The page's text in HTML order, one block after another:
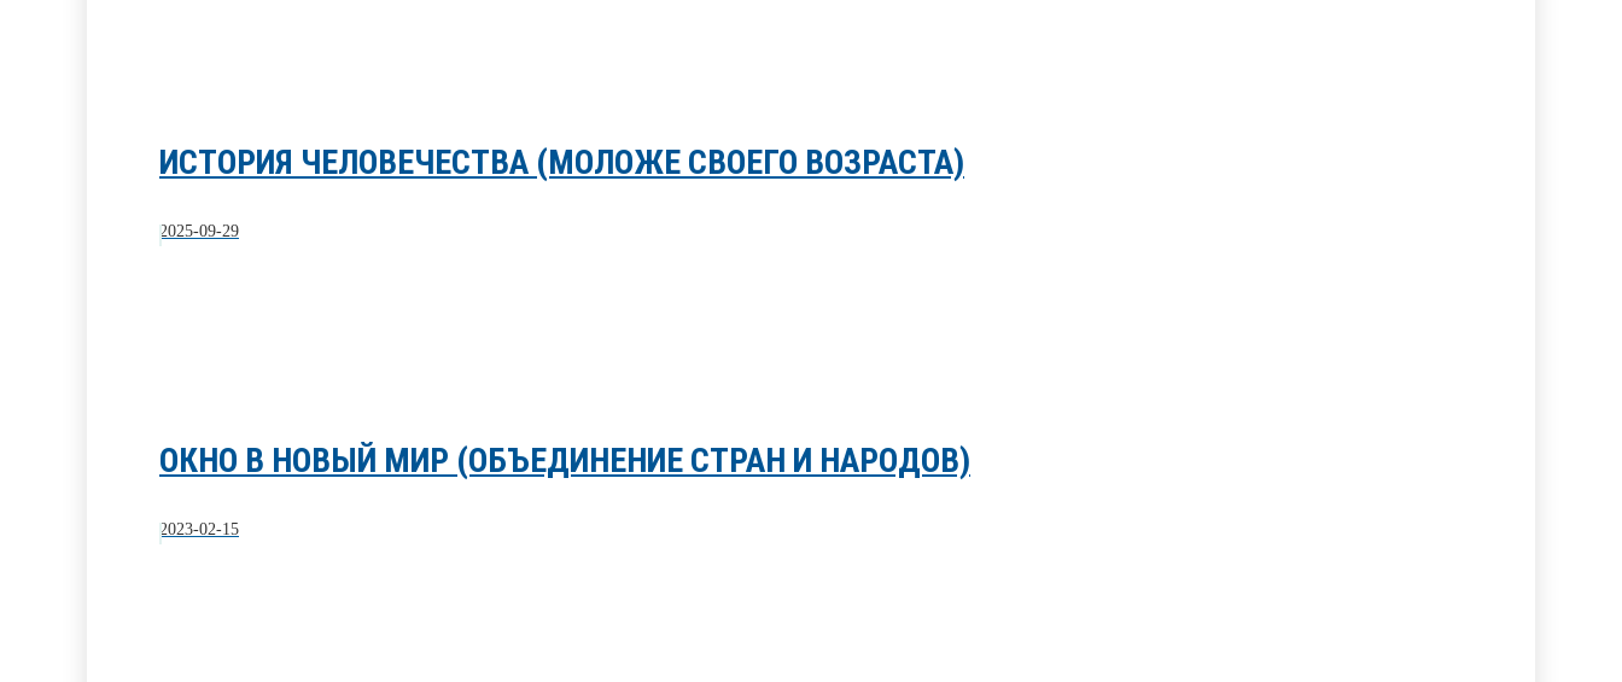
ИСТОРИЯ ЧЕЛОВЕЧЕСТВА (МОЛОЖЕ СВОЕГО ВОЗРАСТА)
2025-09-29
ОКНО В НОВЫЙ МИР (ОБЪЕДИНЕНИЕ СТРАН И НАРОДОВ)
2023-02-15